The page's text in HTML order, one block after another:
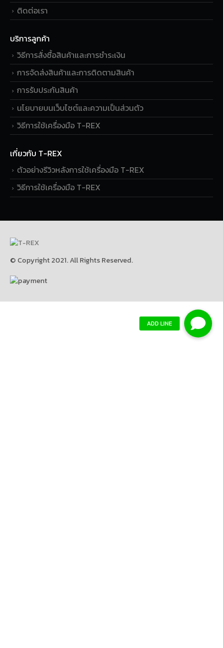
ติดต่อเรา
บริการลูกค้า
วิธีการสั่งซื้อสินค้าและการชำระเงิน
การจัดส่งสินค้าและการติดตามสินค้า
การรับประกันสินค้า
นโยบายบนเว็บไซต์และความเป็นส่วนตัว
วิธีการใช้เครื่องมือ T-REX
เกี่ยวกับ T-REX
ตัวอย่างรีวิวหลังการใช้เครื่องมือ T-REX
วิธีการใช้เครื่องมือ T-REX
© Copyright 2021. All Rights Reserved.